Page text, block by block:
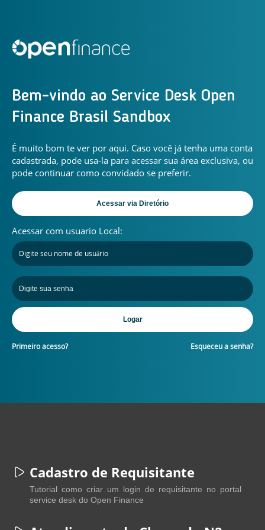
Bem-vindo ao Service Desk Open
Finance Brasil Sandbox
É muito bom te ver por aqui. Caso você já tenha uma conta
cadastrada, pode usa-la para acessar sua área exclusiva, ou
pode continuar como convidado se preferir.
Acessar com usuario Local:
Primeiro acesso? Esqueceu a senha?
Cadastro de Requisitante
Tutorial como criar um login de requisitante no portal
service desk do Open Finance